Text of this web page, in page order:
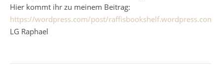
Hier kommt ihr zu meinem Beitrag:
https://wordpress.com/post/raffisbookshelf.wordpress.com/
LG Raphael